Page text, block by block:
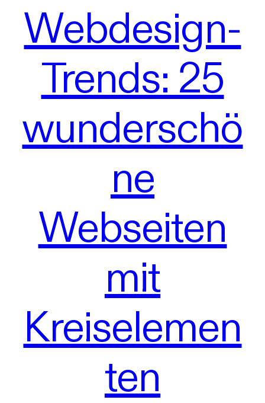
Webdesign-
Trends: 25
wunderschö
ne
Webseiten
mit
Kreiselemen
ten